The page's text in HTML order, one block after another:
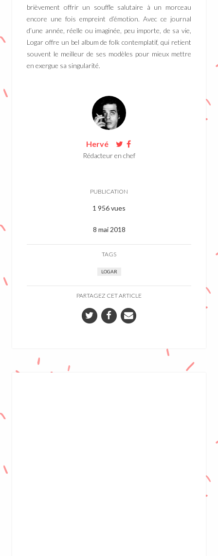
brièvement offrir un souffle salutaire à un morceau
encore une fois empreint d’émotion. Avec ce journal
d’une année, réelle ou imaginée, peu importe, de sa vie,
Logar offre un bel album de folk contemplatif, qui retient
souvent le meilleur de ses modèles pour mieux mettre
en exergue sa singularité.
Hervé
Rédacteur en chef
PUBLICATION
1 956 vues
8 mai 2018
TAGS
LOGAR
PARTAGEZ CET ARTICLE